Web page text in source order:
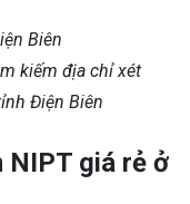
kiếm địa chỉ xét
Điện Biên
NIPT giá rẻ ở